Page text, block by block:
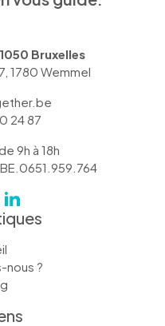
, 1050 Bruxelles
1780 Wemmel
24 87
9h à 18h
nous ?